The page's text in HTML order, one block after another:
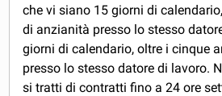
che vi siano 15 giorni di
di anzianità presso lo stesso
giorni di calendario, oltre i cinque
presso lo stesso datore di lavoro.
si tratti di contratti fino a 24 ore